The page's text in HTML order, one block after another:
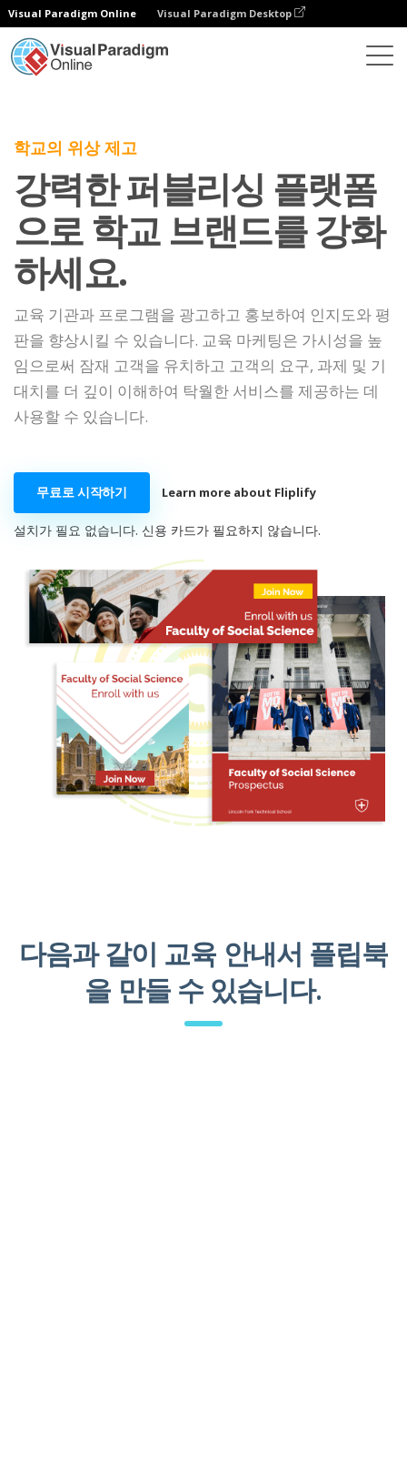
Visual Paradigm Online Visual Paradigm Desktop
학교의 위상 제고
강력한 퍼블리싱 플랫폼
으로 학교 브랜드를 강화
하세요.
교육 기관과 프로그램을 광고하고 홍보하여 인지도와 평
판을 향상시킬 수 있습니다. 교육 마케팅은 가시성을 높
임으로써 잠재 고객을 유치하고 고객의 요구, 과제 및 기
대치를 더 깊이 이해하여 탁월한 서비스를 제공하는 데
사용할 수 있습니다.
무료로 시작하기 Learn more about Fliplify
설치가 필요 없습니다. 신용 카드가 필요하지 않습니다.
다음과 같이 교육 안내서 플립북
을 만들 수 있습니다.